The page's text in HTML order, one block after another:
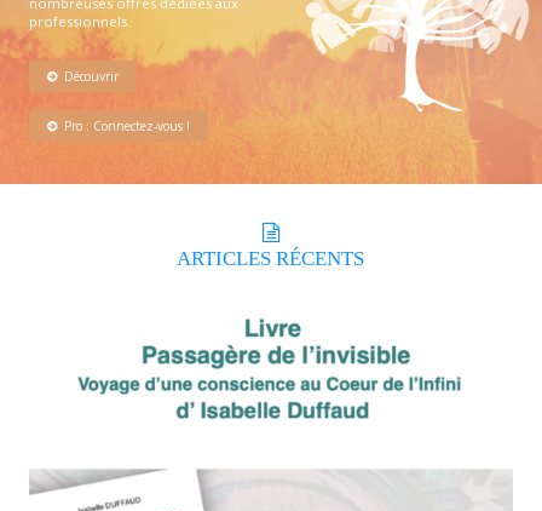
professionnels.
Découvrir
Pro : Connectez-vous !
ARTICLES RÉCENTS